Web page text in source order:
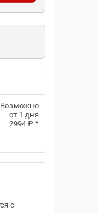
Возможно
от 1 дня
2994 ₽ *
с